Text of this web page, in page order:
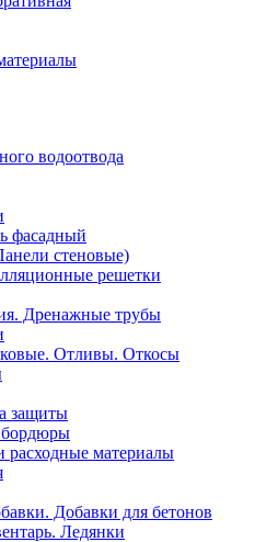
водоотвода
фасадный
стеновые)
решетки
Дренажные трубы
Отливы. Откосы
защиты
бордюры
расходные материалы
Добавки для бетонов
Ледянки